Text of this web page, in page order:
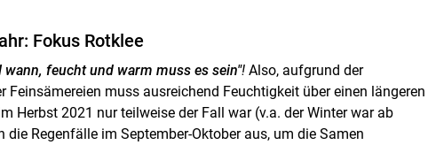
Fokus Rotklee
wann, feucht und warm muss es sein"!Also, aufgrund der
muss ausreichend Feuchtigkeit über einen längeren
Herbst 2021 nur teilweise der Fall war (v.a. der Winter war ab
die Regenfälle im September-Oktober aus, um die Samen